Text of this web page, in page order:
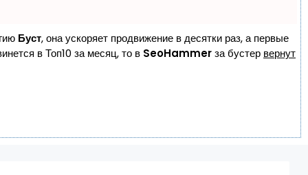
Буст, она ускоряет продвижение в десятки раз, а первые
в Топ10 за месяц, то в SeoHammerза бустер вернут